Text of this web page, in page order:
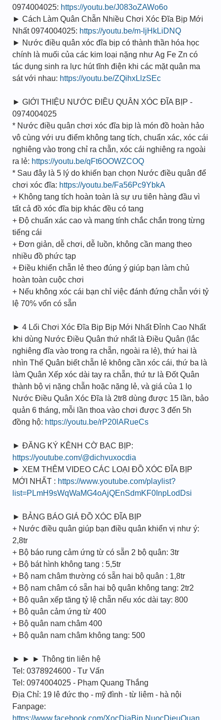
0974004025: https://youtu.be/J083oZAWo6o
► Cách Làm Quân Chẵn Nhiều Chơi Xóc Đĩa Bịp Mới
Nhất 0974004025: https://youtu.be/m-ljHkLiDNQ
► Nước điều quân xóc đĩa bịp có thành thần hóa học
chính là muối của các kim loại nặng như Ag Fe Zn có
tác dụng sinh ra lực hút tĩnh điện khi các mặt quân ma
sát với nhau: https://youtu.be/ZQihxLlzSEc
► GIỚI THIỆU NƯỚC ĐIỀU QUÂN XÓC ĐĨA BỊP -
0974004025
* Nước điều quân chơi xóc đĩa bịp là món đồ hoàn hảo
vô cùng với ưu điểm không tang tích, chuẩn xác, xóc cái
nghiêng vào trong chỉ ra chẵn, xóc cái nghiêng ra ngoài
ra lẻ: https://youtu.be/qFt6OOWZCOQ
* Sau đây là 5 lý do khiến bạn chọn Nước điều quân để
chơi xóc đĩa: https://youtu.be/Fa56Pc9YbkA
+ Không tang tích hoàn toàn là sự ưu tiên hàng đầu vì
tất cả đồ xóc đĩa bịp khác đều có tang
+ Độ chuẩn xác cao và mang tính chắc chắn trong từng
tiếng cái
+ Đơn giản, dễ chơi, dễ luồn, không cần mang theo
nhiều đồ phức tạp
+ Điều khiển chẵn lẻ theo đúng ý giúp bạn làm chủ
hoàn toàn cuộc chơi
+ Nếu không xóc cái bạn chỉ việc đánh đứng chẵn với tỷ
lệ 70% vốn có sẵn
► 4 Lối Chơi Xóc Đĩa Bịp Bịp Mới Nhất Đỉnh Cao Nhất
khi dùng Nước Điều Quân thứ nhất là Điều Quân (lắc
nghiêng đĩa vào trong ra chẵn, ngoài ra lẻ), thứ hai là
nhìn Thế Quân biết chẵn lẻ không cần xóc cái, thứ ba là
làm Quân Xếp xóc dài tay ra chẵn, thứ tư là Đốt Quân
thành bộ vị nặng chẵn hoặc nặng lẻ, và giá của 1 lọ
Nước Điều Quân Xóc Đĩa là 2tr8 dùng được 15 lần, bảo
quản 6 tháng, mỗi lần thoa vào chơi được 3 đến 5h
đồng hộ: https://youtu.be/rP20lARueCs
► ĐĂNG KÝ KÊNH CỜ BẠC BỊP:
https://youtube.com/@dichvuxocdia
► XEM THÊM VIDEO CÁC LOẠI ĐỒ XÓC ĐĨA BỊP
MỚI NHẤT : https://www.youtube.com/playlist?
list=PLmH9sWqWaMG4oAjQEnSdmKF0InpLodDsi
► BẢNG BÁO GIÁ ĐỒ XÓC ĐĨA BỊP
+ Nước điều quân giúp bạn điều quân khiển vị như ý:
2,8tr
+ Bộ báo rung cảm ứng từ có sẵn 2 bộ quân: 3tr
+ Bộ bát hình không tang : 5,5tr
+ Bộ nam châm thường có sẵn hai bộ quân : 1,8tr
+ Bộ nam châm có sẵn hai bộ quân không tang: 2tr2
+ Bộ quân xếp tăng tỷ lệ chẵn nếu xóc dài tay: 800
+ Bộ quân cảm ứng từ 400
+ Bộ quân nam châm 400
+ Bộ quân nam châm không tang: 500
► ► ► Thông tin liên hệ
Tel: 0378924600 - Tư Vấn
Tel: 0974004025 - Phạm Quang Thắng
Địa Chỉ: 19 lê đức thọ - mỹ đình - từ liêm - hà nội
Fanpage:
https://www.facebook.com/XocDiaBip.NuocDieuQuan